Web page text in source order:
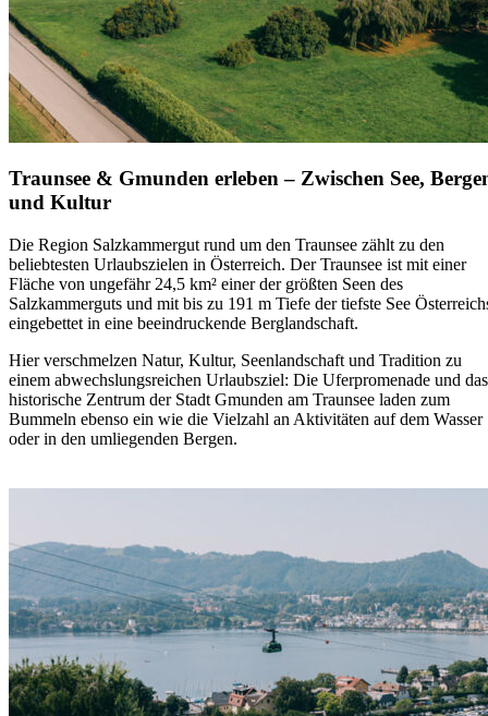
Traunsee & Gmunden erleben – Zwischen See,
und Kultur
Die Region Salzkammergut rund um den Traunsee zählt zu den
beliebtesten Urlaubszielen in Österreich. Der Traunsee ist mit einer
Fläche von ungefähr 24,5 km² einer der größten Seen des
Salzkammerguts und mit bis zu 191 m Tiefe der tiefste See
eingebettet in eine beeindruckende Berglandschaft.
Hier verschmelzen Natur, Kultur, Seenlandschaft und Tradition zu
einem abwechslungsreichen Urlaubsziel: Die Uferpromenade und das
historische Zentrum der Stadt Gmunden am Traunsee laden zum
Bummeln ebenso ein wie die Vielzahl an Aktivitäten auf dem Wasser
oder in den umliegenden Bergen.